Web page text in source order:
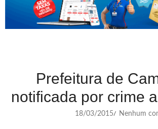
Prefeitura de
notificada por crime
18/03/2015/ Nenhum